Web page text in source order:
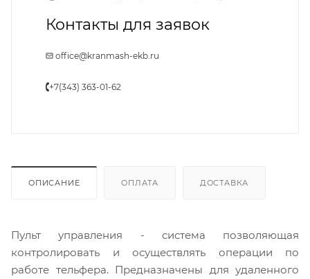
Контакты для заявок
office@kranmash-ekb.ru
+7(343) 363-01-62
ОПИСАНИЕ ОПЛАТА ДОСТАВКА
Пульт управления - система позволяющая
контролировать и осуществлять операции по
работе тельфера. Предназначены для удаленного